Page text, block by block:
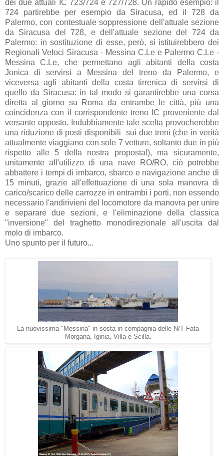
dei due attuali IC 723/724 e 727/728. Un rapido esempio: il
724 partirebbe per esempio da Siracusa, ed il 728 da
Palermo, con contestuale soppressione dell'attuale sezione
da Siracusa del 728, e dell'attuale sezione del 724 da
Palermo: in sostituzione di esse, però, si istituirebbero dei
Regionali Veloci Siracusa - Messina C.Le e Palermo C.Le -
Messina C.Le, che permettano agli abitanti della costa
Jonica di servirsi a Messina del treno da Palermo, e
viceversa agli abitanti della costa tirrenica di servirsi di
quello da Siracusa: in tal modo si garantirebbe una corsa
diretta al giorno su Roma da entrambe le città, più una
coincidenza con il corrispondente treno IC proveniente dal
versante opposto. Indubbiamente tale scelta provocherebbe
una riduzione di posti disponibili sui due treni (che in verità
attualmente viaggiano con sole 7 vetture, soltanto due in più
rispetto alle 5 della nostra proposta!), ma sicuramente,
unitamente all'utilizzo di una nave RO/RO, ciò potrebbe
abbattere i tempi di imbarco, sbarco e navigazione anche di
15 minuti, grazie all'effettuazione di una sola manovra di
carico/scarico delle carrozze in entrambi i porti, non essendo
necessario l'andirivieni del locomotore da manovra per unire
e separare due sezioni, e l'eliminazione della classica
"inversione" del traghetto monodirezionale all'uscita dal
molo di imbarco.
Uno spunto per il futuro...
La nuovissima "Messina" in sosta in compagnia delle N/T Fata
Morgana, Iginia, Villa e Scilla.